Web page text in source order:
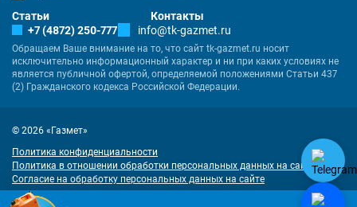
Статьи
Контакты
+7 (4872) 250-777
info@tk-gazmet.ru
Обращаем Ваше внимание на то, что сайт tk-gazmet.ru носит
исключительно информационный характер и ни при каких условиях не
является публичной офертой, определяемой положениями Статьи 437
(2) Гражданского кодекса Российской Федерации.
© 2026 «Газмет»
Политика конфиденциальности
Политика в отношении обработки персональных данных на сайте
Согласие на обработку персональных данных на сайте